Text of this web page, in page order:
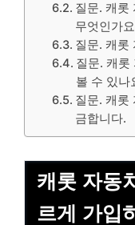
질문. 캐롯
무엇인가
질문. 캐롯
질문. 캐롯
볼 수 있나
질문. 캐롯
금합니다.
캐롯 자동
르게 가입